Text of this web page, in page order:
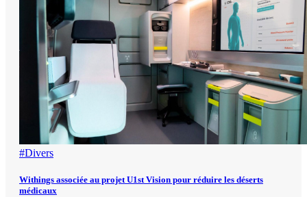
#Divers
Withings associée au projet U1st Vision pour réduire les déserts
médicaux